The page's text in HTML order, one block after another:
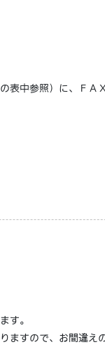
の表中参照）に、Ｆ
す。
ますので、お間違え